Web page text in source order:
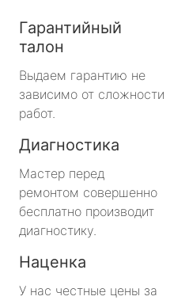
Гарантийный
талон
Выдаем гарантию не
зависимо от сложности
работ.
Диагностика
Мастер перед
ремонтом совершенно
бесплатно производит
диагностику.
Наценка
У нас честные цены за